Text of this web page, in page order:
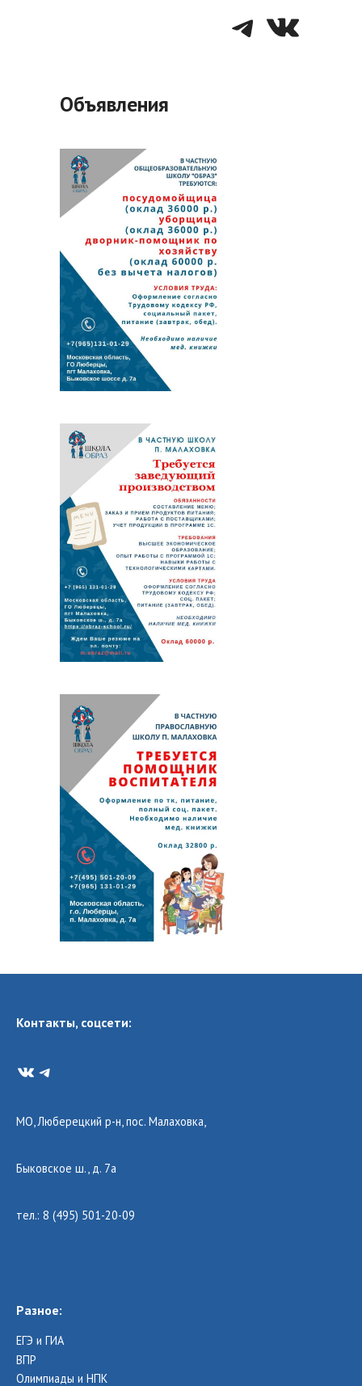
VK
Объявления
Контакты, соцсети:
VKTelegram
МО, Люберецкий р-н, пос. Малаховка,
Быковское ш., д. 7а
тел.: 8 (495) 501-20-09
Разное:
ЕГЭ и ГИА
ВПР
Олимпиады и НПК